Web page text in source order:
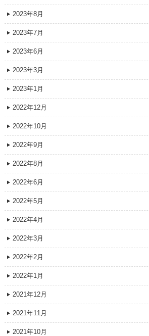
2023年8月
2023年7月
2023年6月
2023年3月
2023年1月
2022年12月
2022年10月
2022年9月
2022年8月
2022年6月
2022年5月
2022年4月
2022年3月
2022年2月
2022年1月
2021年12月
2021年11月
2021年10月